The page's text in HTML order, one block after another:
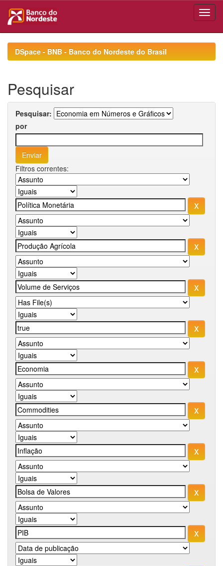
navigationDSpace - BNB - Banco do Nordeste do Brasil
Pesquisar
Pesquisar:
por
Filtros correntes: